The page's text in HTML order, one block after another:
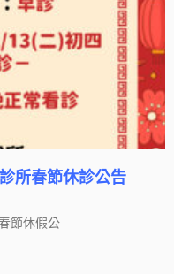
所春節休診公告
節休假公